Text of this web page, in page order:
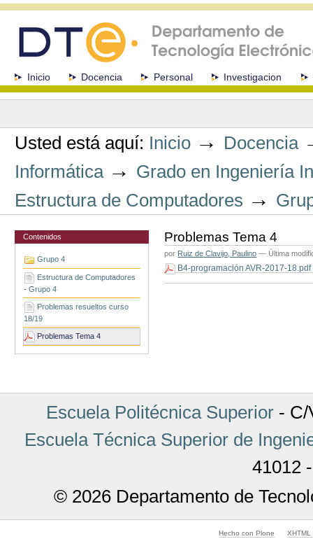
navegación
SeccionesInicio Docencia Personal Investigacion
Herramientas
Usted está aquí: Inicio → Docencia
Informática → Grado en Ingeniería
Estructura de Computadores →
Contenidos
Grupo 4
Estructura de Computadores
- Grupo 4
Problemas resueltos curso
18/19
Problemas Tema 4
Problemas Tema 4
por Ruiz de Clavijo, Paulino — Última
B4-programación AVR-2017-18.pdf
Escuela Politécnica Superior- C/
Escuela Técnica Superior de
41012
© 2026 Departamento de
Hecho con Plone XHTML